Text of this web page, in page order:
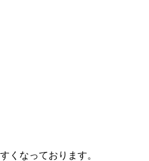
くなっております。